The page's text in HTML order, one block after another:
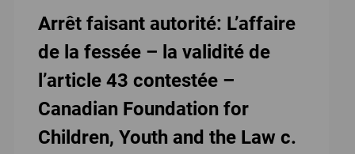
Arrêt faisant autorité: L’affaire
de la fessée – la validité de
l’article 43 contestée –
Canadian Foundation for
Children, Youth and the Law c.